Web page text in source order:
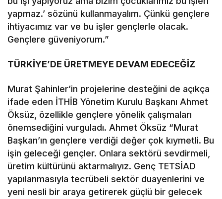
yapmaz.’ sözünü kullanmayalım. Çünkü gençlere
ihtiyacımız var ve bu işler gençlerle olacak.
Gençlere güveniyorum.”
TÜRKİYE’DE ÜRETMEYE DEVAM EDECEĞİZ
Murat Şahinler’in projelerine desteğini de açıkça
ifade eden İTHİB Yönetim Kurulu Başkanı Ahmet
Öksüz, özellikle gençlere yönelik çalışmaları
önemsediğini vurguladı. Ahmet Öksüz “Murat
Başkan’ın gençlere verdiği değer çok kıymetli. Bu
işin geleceği gençler. Onlara sektörü sevdirmeli,
üretim kültürünü aktarmalıyız. Genç TETSİAD
yapılanmasıyla tecrübeli sektör duayenlerini ve
yeni nesli bir araya getirerek güçlü bir gelecek